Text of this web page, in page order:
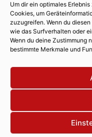
Um dir ein optimales
Cookies, um
zuzugreifen. Wenn du
wie das Surfverhalten oder
Wenn du deine Zustimmung
bestimmte Merkmale und